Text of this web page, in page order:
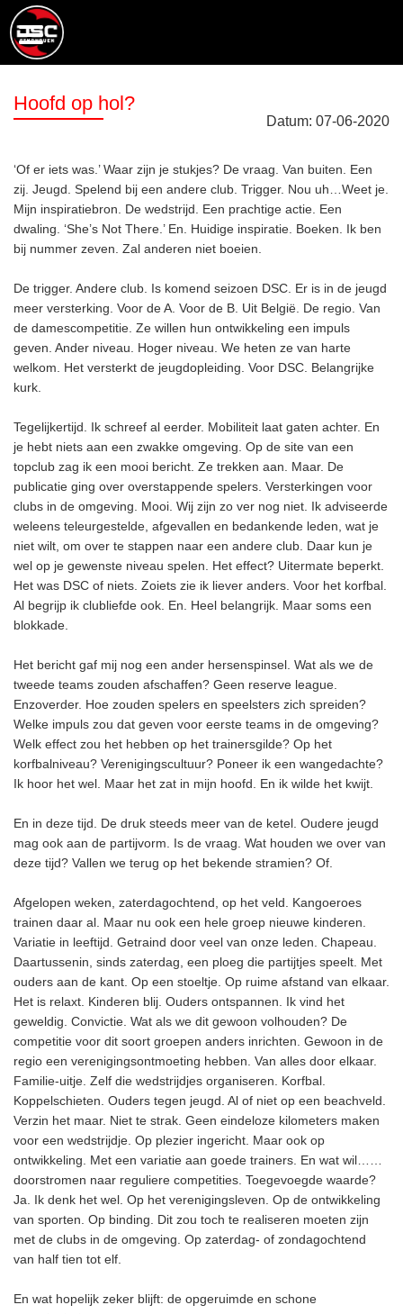
Hoofd op hol?
Datum: 07-06-2020
‘Of er iets was.’ Waar zijn je stukjes? De vraag. Van buiten. Een
zij. Jeugd. Spelend bij een andere club. Trigger. Nou uh…Weet je.
Mijn inspiratiebron. De wedstrijd. Een prachtige actie. Een
dwaling. ‘She’s Not There.’ En. Huidige inspiratie. Boeken. Ik ben
bij nummer zeven. Zal anderen niet boeien.
De trigger. Andere club. Is komend seizoen DSC. Er is in de jeugd
meer versterking. Voor de A. Voor de B. Uit België. De regio. Van
de damescompetitie. Ze willen hun ontwikkeling een impuls
geven. Ander niveau. Hoger niveau. We heten ze van harte
welkom. Het versterkt de jeugdopleiding. Voor DSC. Belangrijke
kurk.
Tegelijkertijd. Ik schreef al eerder. Mobiliteit laat gaten achter. En
je hebt niets aan een zwakke omgeving. Op de site van een
topclub zag ik een mooi bericht. Ze trekken aan. Maar. De
publicatie ging over overstappende spelers. Versterkingen voor
clubs in de omgeving. Mooi. Wij zijn zo ver nog niet. Ik adviseerde
weleens teleurgestelde, afgevallen en bedankende leden, wat je
niet wilt, om over te stappen naar een andere club. Daar kun je
wel op je gewenste niveau spelen. Het effect? Uitermate beperkt.
Het was DSC of niets. Zoiets zie ik liever anders. Voor het korfbal.
Al begrijp ik clubliefde ook. En. Heel belangrijk. Maar soms een
blokkade.
Het bericht gaf mij nog een ander hersenspinsel. Wat als we de
tweede teams zouden afschaffen? Geen reserve league.
Enzoverder. Hoe zouden spelers en speelsters zich spreiden?
Welke impuls zou dat geven voor eerste teams in de omgeving?
Welk effect zou het hebben op het trainersgilde? Op het
korfbalniveau? Verenigingscultuur? Poneer ik een wangedachte?
Ik hoor het wel. Maar het zat in mijn hoofd. En ik wilde het kwijt.
En in deze tijd. De druk steeds meer van de ketel. Oudere jeugd
mag ook aan de partijvorm. Is de vraag. Wat houden we over van
deze tijd? Vallen we terug op het bekende stramien? Of.
Afgelopen weken, zaterdagochtend, op het veld. Kangoeroes
trainen daar al. Maar nu ook een hele groep nieuwe kinderen.
Variatie in leeftijd. Getraind door veel van onze leden. Chapeau.
Daartussenin, sinds zaterdag, een ploeg die partijtjes speelt. Met
ouders aan de kant. Op een stoeltje. Op ruime afstand van elkaar.
Het is relaxt. Kinderen blij. Ouders ontspannen. Ik vind het
geweldig. Convictie. Wat als we dit gewoon volhouden? De
competitie voor dit soort groepen anders inrichten. Gewoon in de
regio een verenigingsontmoeting hebben. Van alles door elkaar.
Familie-uitje. Zelf die wedstrijdjes organiseren. Korfbal.
Koppelschieten. Ouders tegen jeugd. Al of niet op een beachveld.
Verzin het maar. Niet te strak. Geen eindeloze kilometers maken
voor een wedstrijdje. Op plezier ingericht. Maar ook op
ontwikkeling. Met een variatie aan goede trainers. En wat wil……
doorstromen naar reguliere competities. Toegevoegde waarde?
Ja. Ik denk het wel. Op het verenigingsleven. Op de ontwikkeling
van sporten. Op binding. Dit zou toch te realiseren moeten zijn
met de clubs in de omgeving. Op zaterdag- of zondagochtend
van half tien tot elf.
En wat hopelijk zeker blijft: de opgeruimde en schone